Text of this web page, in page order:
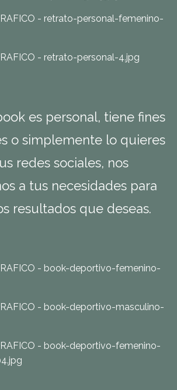
es personal, tiene fines
o simplemente lo quieres
redes sociales, nos
a tus necesidades para
resultados que deseas.